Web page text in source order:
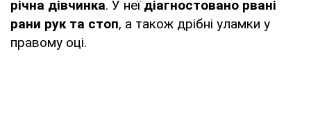
річна дівчинка. У неї діагностовано рвані
рани рук та стоп, а також дрібні уламки у
правому оці.